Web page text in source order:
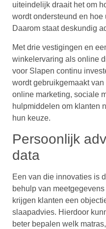
uiteindelijk draait het om
wordt ondersteund en
Daarom staat deskundig
Met drie vestigingen en
winkelervaring als online
voor Slapen continu
wordt gebruikgemaakt
online marketing, sociale
hulpmiddelen om klanten
hun keuze.
Persoonlijk
data
Een van die innovaties is
behulp van
krijgen klanten een
slaapadvies. Hierdoor
beter bepalen welk